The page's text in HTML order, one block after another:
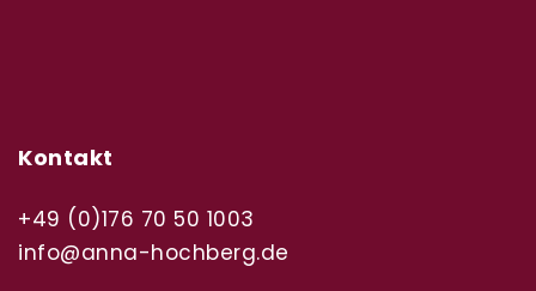
Kontakt
+49 (0)176 70 50 1003
info@anna-hochberg.de